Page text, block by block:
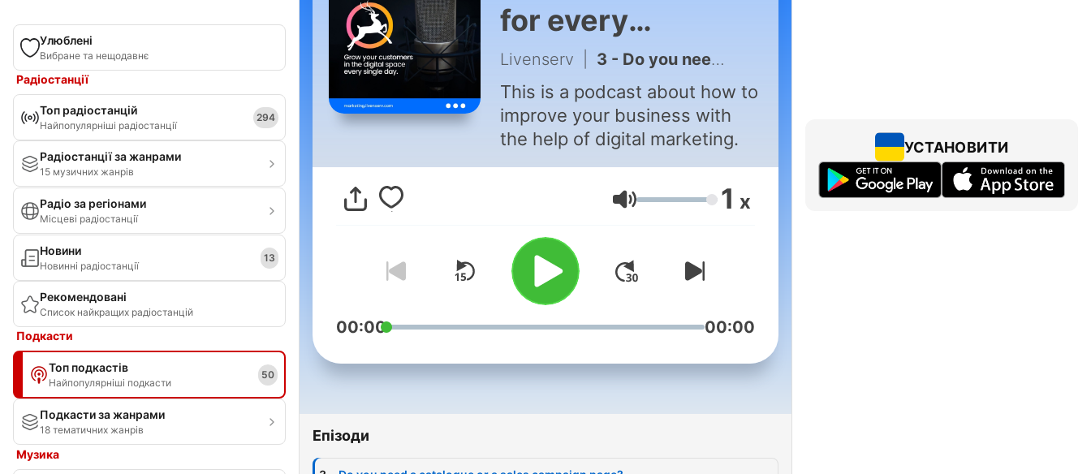
Улюблені
Вибране та нещодавнє
Радіостанції
Топ радіостанцій
Найпопулярніші радіостанції
294
Радіостанції за жанрами
15 музичних жанрів
Радіо за регіонами
Місцеві радіостанції
Новини
Новинні радіостанції
13
Рекомендовані
Список найкращих радіостанцій
Подкасти
Топ подкастів
Найпопулярніші подкасти
50
Подкасти за жанрами
18 тематичних жанрів
Музика
for every
Businesses
Livenserv 3 - Do you need a catalogue or a sales campaign page?
This is a podcast about how to
improve your business with
the help of digital marketing.
Гучність 1 x
00:00 00:00
Епізоди
УСТАНОВИТИ